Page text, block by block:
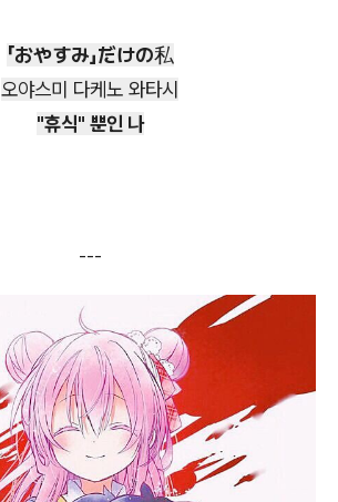
「おやすみ」だけの私
오야스미 다케노 와타시
"휴식" 뿐인 나
---